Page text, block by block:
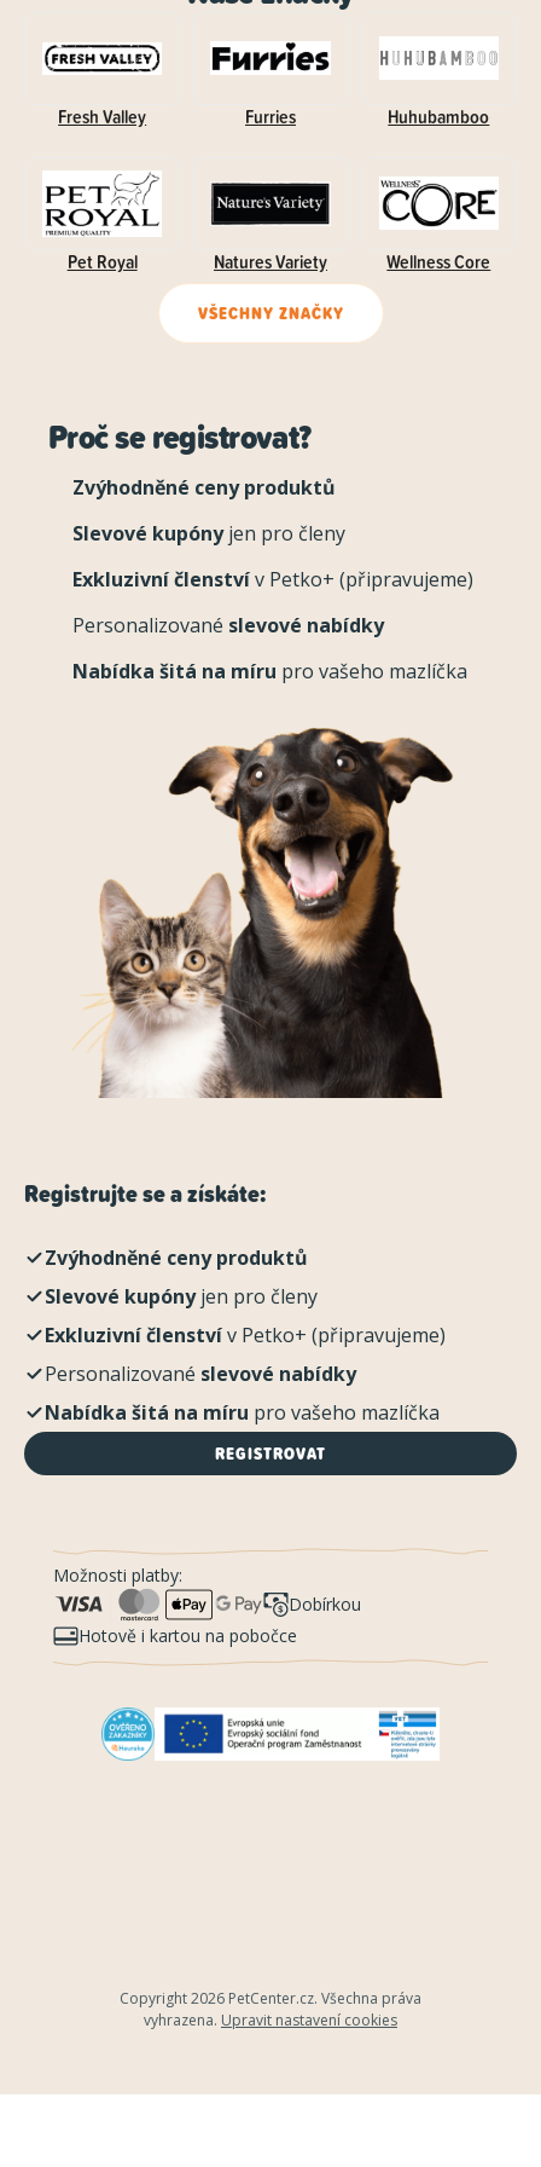
Fresh Valley Furries Huhubamboo
Pet Royal Natures Variety Wellness Core
VŠECHNY ZNAČKY
Proč se registrovat?
Zvýhodněné ceny produktů
Slevové kupónyjen pro členy
Exkluzivní členstvív Petko+ (připravujeme)
Personalizované slevové nabídky
Nabídka šitá na míru pro vašeho mazlíčka
Registrujte se a získáte:
Zvýhodněné ceny produktů
Slevové kupónyjen pro členy
Exkluzivní členstvív Petko+ (připravujeme)
Personalizované slevové nabídky
Nabídka šitá na míru pro vašeho mazlíčka
REGISTROVAT
Možnosti platby:
Dobírkou
Hotově i kartou na pobočce
Copyright 2026 PetCenter.cz. Všechna práva
vyhrazena. Upravit nastavení cookies